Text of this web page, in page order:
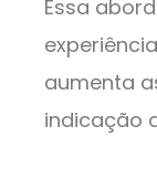
Essa
aumenta
indicação